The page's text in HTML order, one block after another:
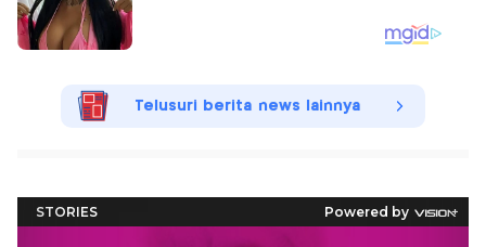
Telusuri berita news lainnya